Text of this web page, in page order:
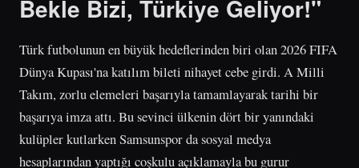
Bekle Bizi, Türkiye Geliyor!"
Türk futbolunun en büyük hedeflerinden biri olan 2026 FIFA
Dünya Kupası'na katılım bileti nihayet cebe girdi. A Milli
Takım, zorlu elemeleri başarıyla tamamlayarak tarihi bir
başarıya imza attı. Bu sevinci ülkenin dört bir yanındaki
kulüpler kutlarken Samsunspor da sosyal medya
hesaplarından yaptığı coşkulu açıklamayla bu gurur